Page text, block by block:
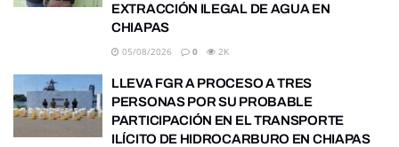
EXTRACCIÓN ILEGAL DE AGUA EN
CHIAPAS
05/08/2026 0 2K
LLEVA FGR A PROCESO A TRES
PERSONAS POR SU PROBABLE
PARTICIPACIÓN EN EL TRANSPORTE
ILÍCITO DE HIDROCARBURO EN CHIAPAS